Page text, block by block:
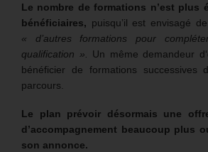
Le nombre de formations n’est plus
bénéficiaires, puisqu’il est envisagé
« d’autres formations pour
qualification ». Un même demandeur
bénéficier de formations successives
parcours.
Le plan prévoir désormais une
d’accompagnement beaucoup plus
son annonce.